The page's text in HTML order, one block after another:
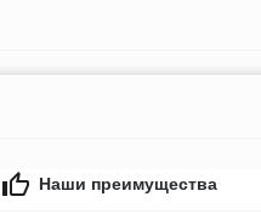
Наши преимущества